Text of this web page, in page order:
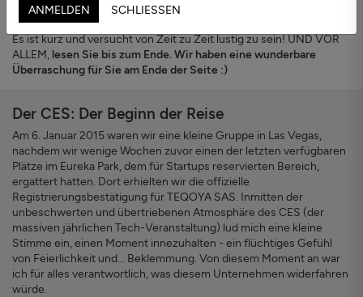
unvergessliche Erinnerungen - festgehalten, die wir mit Ihnen
teilen möchten! Keine Sorge, das ist keine Online-Diashow-Party:
Es ist kurz und versucht von Zeit zu Zeit lustig zu sein! UND VOR
ALLEM, lesen Sie bis zum Ende. Wir haben eine wunderbare
Überraschung für Sie am Ende der Seite :)
Der CES: Der Beginn der Reise
Am 6. Januar 2015 waren wir eine kleine Gruppe in Las Vegas,
nachdem wir wenige Wochen zuvor einen der letzten verfügbaren
Plätze im Eureka Park, dem für Startups reservierten Bereich,
ergattert hatten. Dort erhielten wir die offizielle
Registrierungsbestätigung für TEQOYA SAS. Inmitten der
unbeschwerten und übertriebenen Atmosphäre des CES (der
massiven jährlichen Tech-Veranstaltung) lud mich eine kleine
Stimme ein, einen Moment innezuhalten - ein flüchtiges Gefühl
von Feierlichkeit und... Beklemmung. Von diesem Moment an war
ich für alles verantwortlich, was diesem Unternehmen widerfahren
würde.
ANMELDEN SCHLIESSEN